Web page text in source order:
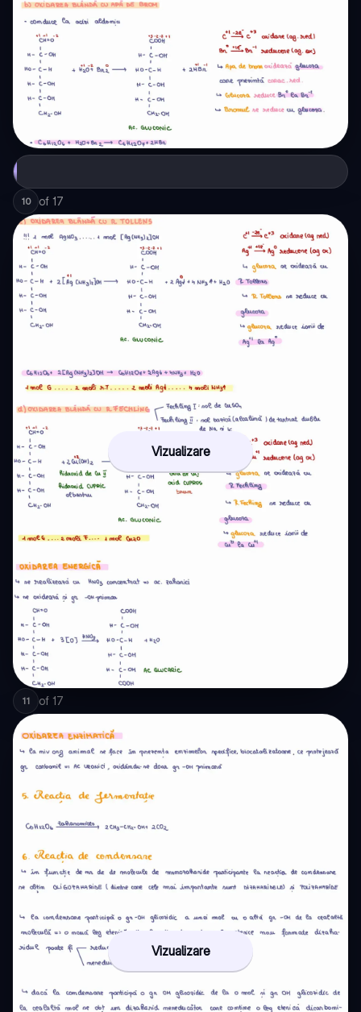
10 of 17
Vizualizare
11 of 17
Vizualizare